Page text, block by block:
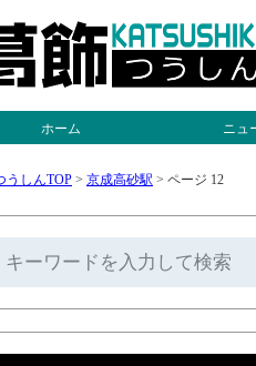
ホーム ニュ
うしんTOP > 京成高砂駅 > ページ 12